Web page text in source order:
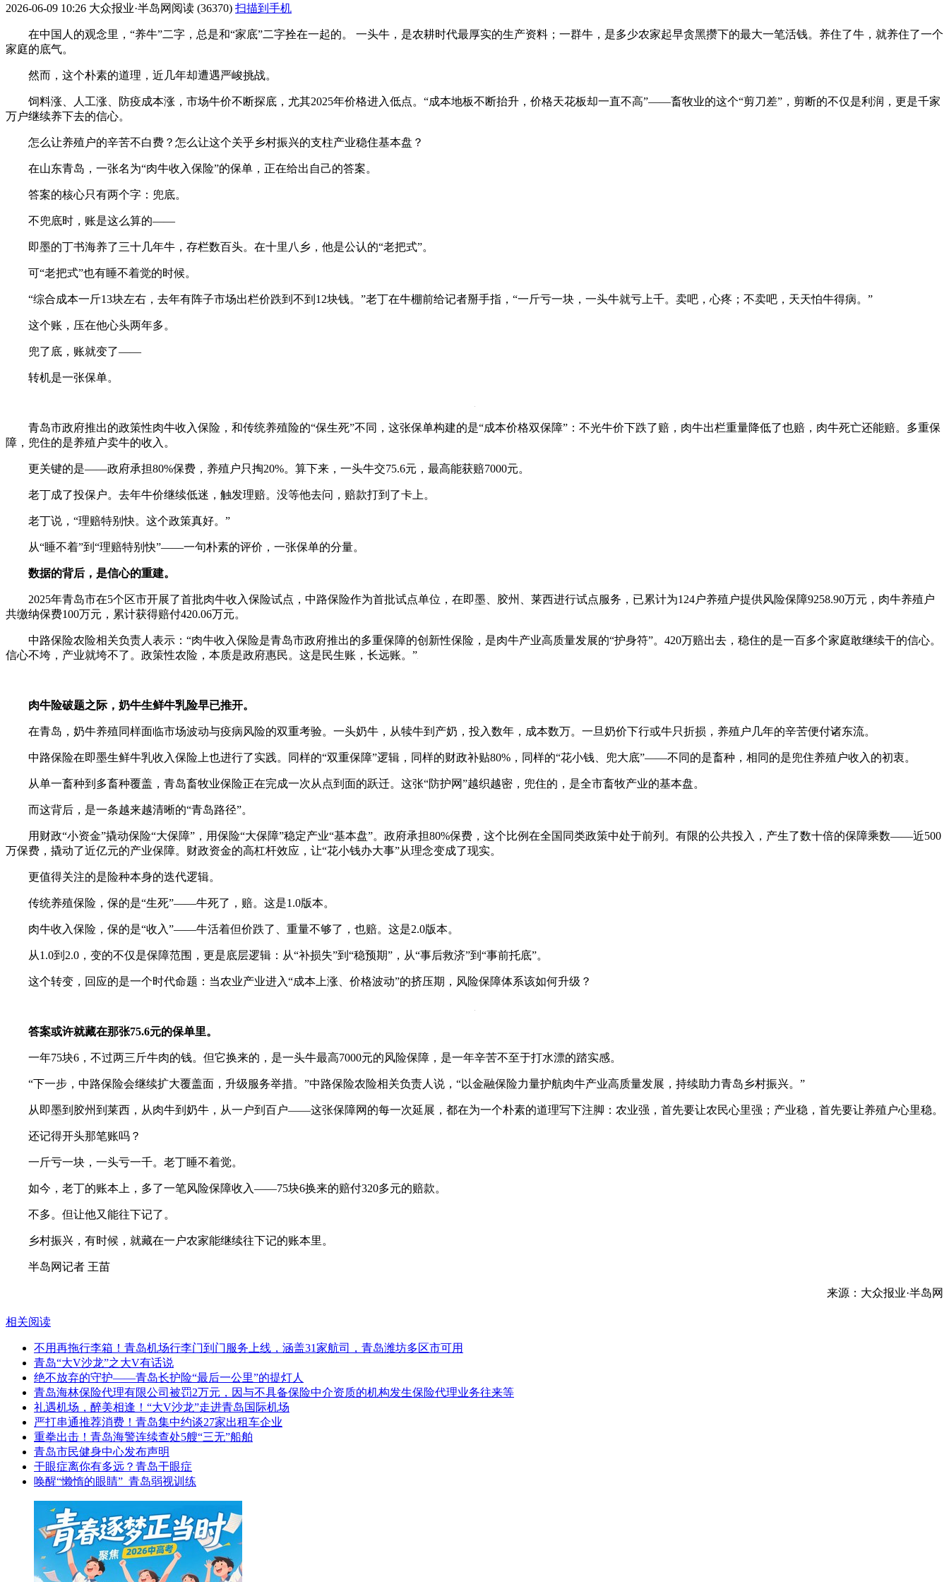
2026-06-09 10:26 大众报业·半岛网 阅读 (36370) 扫描到手机
在中国人的观念里，“养牛”二字，总是和“家底”二字拴在一起的。 一头牛，是农耕时代最厚实的生产资料；一群牛，是多少农家起早贪黑攒下的最大一笔活钱。养住了牛，就养住了一个
家庭的底气。
然而，这个朴素的道理，近几年却遭遇严峻挑战。
饲料涨、人工涨、防疫成本涨，市场牛价不断探底，尤其2025年价格进入低点。“成本地板不断抬升，价格天花板却一直不高”——畜牧业的这个“剪刀差”，剪断的不仅是利润，更是千家
万户继续养下去的信心。
怎么让养殖户的辛苦不白费？怎么让这个关乎乡村振兴的支柱产业稳住基本盘？
在山东青岛，一张名为“肉牛收入保险”的保单，正在给出自己的答案。
答案的核心只有两个字：兜底。
不兜底时，账是这么算的——
即墨的丁书海养了三十几年牛，存栏数百头。在十里八乡，他是公认的“老把式”。
可“老把式”也有睡不着觉的时候。
“综合成本一斤13块左右，去年有阵子市场出栏价跌到不到12块钱。”老丁在牛棚前给记者掰手指，“一斤亏一块，一头牛就亏上千。卖吧，心疼；不卖吧，天天怕牛得病。”
这个账，压在他心头两年多。
兜了底，账就变了——
转机是一张保单。
青岛市政府推出的政策性肉牛收入保险，和传统养殖险的“保生死”不同，这张保单构建的是“成本价格双保障”：不光牛价下跌了赔，肉牛出栏重量降低了也赔，肉牛死亡还能赔。多重保
障，兜住的是养殖户卖牛的收入。
更关键的是——政府承担80%保费，养殖户只掏20%。算下来，一头牛交75.6元，最高能获赔7000元。
老丁成了投保户。去年牛价继续低迷，触发理赔。没等他去问，赔款打到了卡上。
老丁说，“理赔特别快。这个政策真好。”
从“睡不着”到“理赔特别快”——一句朴素的评价，一张保单的分量。
数据的背后，是信心的重建。
2025年青岛市在5个区市开展了首批肉牛收入保险试点，中路保险作为首批试点单位，在即墨、胶州、莱西进行试点服务，已累计为124户养殖户提供风险保障9258.90万元，肉牛养殖户
共缴纳保费100万元，累计获得赔付420.06万元。
中路保险农险相关负责人表示：“肉牛收入保险是青岛市政府推出的多重保障的创新性保险，是肉牛产业高质量发展的“护身符”。420万赔出去，稳住的是一百多个家庭敢继续干的信心。
信心不垮，产业就垮不了。政策性农险，本质是政府惠民。这是民生账，长远账。”
肉牛险破题之际，奶牛生鲜牛乳险早已推开。
在青岛，奶牛养殖同样面临市场波动与疫病风险的双重考验。一头奶牛，从犊牛到产奶，投入数年，成本数万。一旦奶价下行或牛只折损，养殖户几年的辛苦便付诸东流。
中路保险在即墨生鲜牛乳收入保险上也进行了实践。同样的“双重保障”逻辑，同样的财政补贴80%，同样的“花小钱、兜大底”——不同的是畜种，相同的是兜住养殖户收入的初衷。
从单一畜种到多畜种覆盖，青岛畜牧业保险正在完成一次从点到面的跃迁。这张“防护网”越织越密，兜住的，是全市畜牧产业的基本盘。
而这背后，是一条越来越清晰的“青岛路径”。
用财政“小资金”撬动保险“大保障”，用保险“大保障”稳定产业“基本盘”。政府承担80%保费，这个比例在全国同类政策中处于前列。有限的公共投入，产生了数十倍的保障乘数——近500
万保费，撬动了近亿元的产业保障。财政资金的高杠杆效应，让“花小钱办大事”从理念变成了现实。
更值得关注的是险种本身的迭代逻辑。
传统养殖保险，保的是“生死”——牛死了，赔。这是1.0版本。
肉牛收入保险，保的是“收入”——牛活着但价跌了、重量不够了，也赔。这是2.0版本。
从1.0到2.0，变的不仅是保障范围，更是底层逻辑：从“补损失”到“稳预期”，从“事后救济”到“事前托底”。
这个转变，回应的是一个时代命题：当农业产业进入“成本上涨、价格波动”的挤压期，风险保障体系该如何升级？
答案或许就藏在那张75.6元的保单里。
一年75块6，不过两三斤牛肉的钱。但它换来的，是一头牛最高7000元的风险保障，是一年辛苦不至于打水漂的踏实感。
“下一步，中路保险会继续扩大覆盖面，升级服务举措。”中路保险农险相关负责人说，“以金融保险力量护航肉牛产业高质量发展，持续助力青岛乡村振兴。”
从即墨到胶州到莱西，从肉牛到奶牛，从一户到百户——这张保障网的每一次延展，都在为一个朴素的道理写下注脚：农业强，首先要让农民心里强；产业稳，首先要让养殖户心里稳。
还记得开头那笔账吗？
一斤亏一块，一头亏一千。老丁睡不着觉。
如今，老丁的账本上，多了一笔风险保障收入——75块6换来的赔付320多元的赔款。
不多。但让他又能往下记了。
乡村振兴，有时候，就藏在一户农家能继续往下记的账本里。
半岛网记者 王苗
来源：大众报业·半岛网
相关阅读
不用再拖行李箱！青岛机场行李门到门服务上线，涵盖31家航司，青岛潍坊多区市可用
青岛“大V沙龙”之大V有话说
绝不放弃的守护——青岛长护险“最后一公里”的提灯人
青岛海林保险代理有限公司被罚2万元，因与不具备保险中介资质的机构发生保险代理业务往来等
礼遇机场，醉美相逢！“大V沙龙”走进青岛国际机场
严打串通推荐消费！青岛集中约谈27家出租车企业
重拳出击！青岛海警连续查处5艘“三无”船舶
青岛市民健身中心发布声明
干眼症离你有多远？青岛干眼症
唤醒“懒惰的眼睛”_青岛弱视训练